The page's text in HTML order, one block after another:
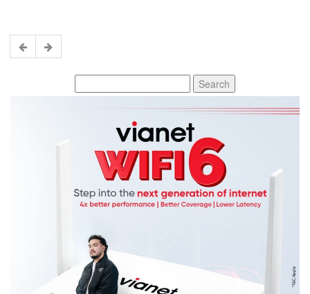
for: